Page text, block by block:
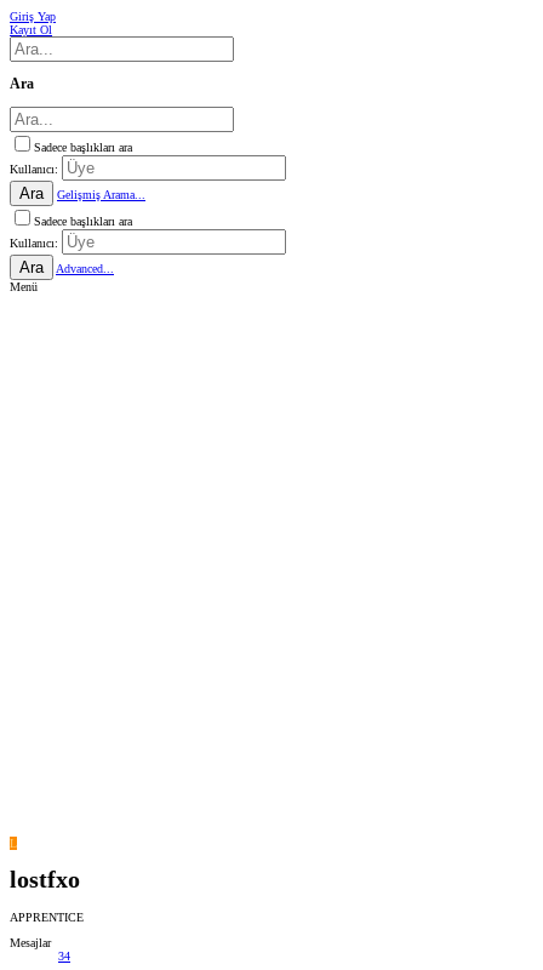
Giriş Yap
Kayıt Ol
Ara
Sadece başlıkları ara
Kullanıcı:
Ara
Gelişmiş Arama...
Sadece başlıkları ara
Kullanıcı:
Ara
Advanced...
Menü
L
lostfxo
APPRENTICE
Mesajlar
34